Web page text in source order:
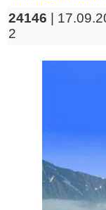
24146 |
2